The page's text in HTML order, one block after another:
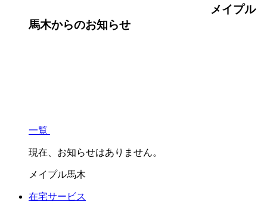
メイプル
馬木からのお知らせ
一覧
現在、お知らせはありません。
メイプル馬木
在宅サービス